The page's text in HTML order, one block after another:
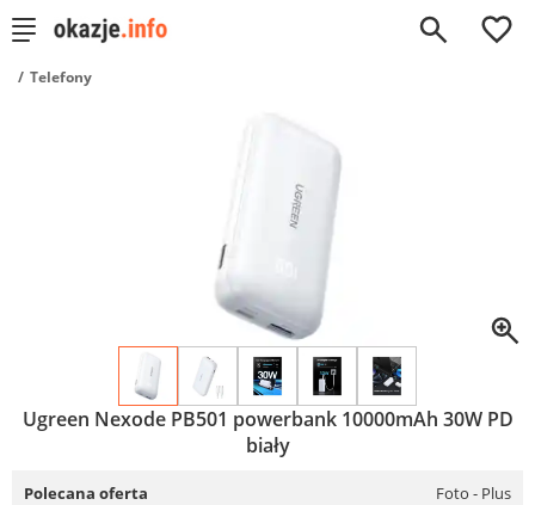
0
Telefony
Ugreen Nexode PB501 powerbank 10000mAh 30W PD
biały
Polecana oferta Foto - Plus